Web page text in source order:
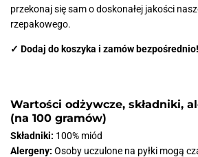
przekonaj się sam o doskonałej jakości
rzepakowego.
✓ Dodaj do koszyka i zamów bezpośrednio!
Wartości odżywcze, składniki,
(na 100 gramów)
Składniki: 100% miód
Alergeny: Osoby uczulone na pyłki mogą